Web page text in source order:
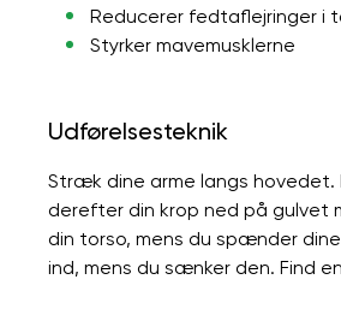
Reducerer fedtaflejringer i
Styrker mavemusklerne
Udførelsesteknik
Stræk dine arme langs hovedet.
derefter din krop ned på
din torso, mens du spænder
ind, mens du sænker den. Find